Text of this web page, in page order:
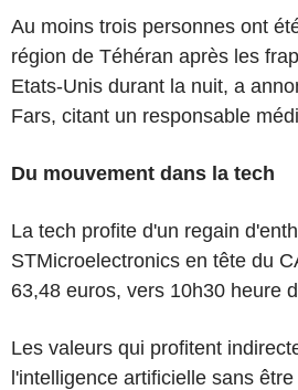
Au moins trois personnes ont
région de Téhéran après les
Etats-Unis durant la nuit, a
Fars, citant un responsable
Du mouvement dans la tech
La tech profite d'un regain
STMicroelectronics en tête du
63,48 euros, vers 10h30 heure
Les valeurs qui profitent
l'intelligence artificielle sans